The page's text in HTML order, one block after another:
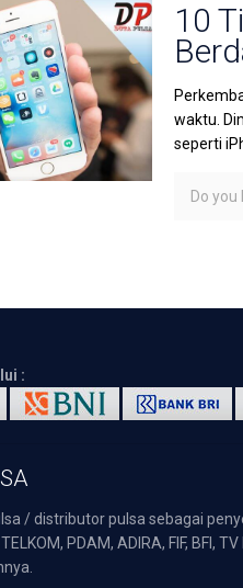
10
waktu.
seperti
Do you
:
/ distributor pulsa sebagai
PDAM, ADIRA, FIF,